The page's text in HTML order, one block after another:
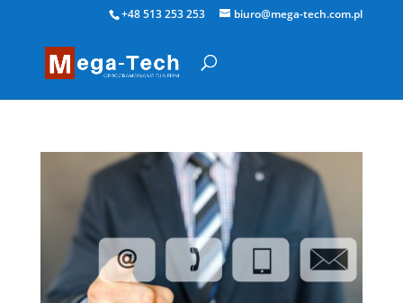
+48 513 253 253 biuro@mega-tech.com.pl